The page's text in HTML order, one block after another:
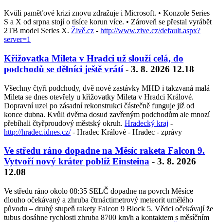
Kvůli paměťové krizi znovu zdražuje i Microsoft. • Konzole Series
S a X od srpna stojí o tisíce korun více. • Zároveň se přestal vyrábět
2TB model Series X. Živě.cz - http://www.zive.cz/default.aspx?
server=1
Křižovatka Mileta v Hradci už slouží celá, do
podchodů se dělníci ještě vrátí- 3. 8. 2026 12.18
Všechny čtyři podchody, dvě nové zastávky MHD i takzvaná malá
Mileta se dnes otevřely u křižovatky Mileta v Hradci Králové.
Dopravní uzel po zásadní rekonstrukci částečně funguje již od
konce dubna. Kvůli dvěma dosud zavřeným podchodům ale mnozí
přebíhali čtyřproudový městský okruh. Hradecký kraj -
http://hradec.idnes.cz/- Hradec Králové - Hradec - zprávy
Ve středu ráno dopadne na Měsíc raketa Falcon 9.
Vytvoří nový kráter poblíž Einsteina - 3. 8. 2026
12.08
Ve středu ráno okolo 08:35 SELČ dopadne na povrch Měsíce
dlouho očekávaný a zhruba čtrnáctimetrový meteorit umělého
původu – druhý stupeň rakety Falcon 9 Block 5. Vědci očekávají že
tubus dosáhne rychlosti zhruba 8700 km/h a kontaktem s měsíčním